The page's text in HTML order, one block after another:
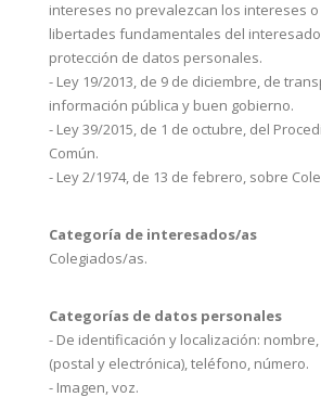
intereses no prevalezcan los intereses
libertades fundamentales del
protección de datos personales.
- Ley 19/2013, de 9 de diciembre, de
información pública y buen gobierno.
- Ley 39/2015, de 1 de octubre, del
Común.
- Ley 2/1974, de 13 de febrero, sobre
Categoría de interesados/as
Colegiados/as.
Categorías de datos personales
- De identificación y localización:
(postal y electrónica), teléfono, número.
- Imagen, voz.